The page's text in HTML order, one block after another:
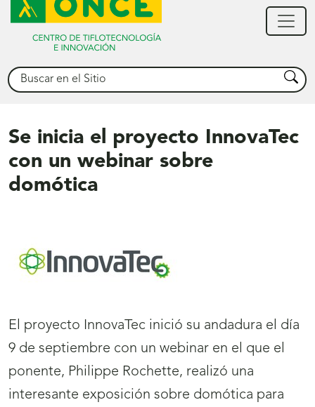
Buscar Buscar
Se inicia el proyecto InnovaTec
con un webinar sobre
domótica
El proyecto InnovaTec inició su andadura el día
9 de septiembre con un webinar en el que el
ponente, Philippe Rochette, realizó una
interesante exposición sobre domótica para